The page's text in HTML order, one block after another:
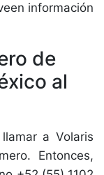
información
de
al
a Volaris
Entonces,